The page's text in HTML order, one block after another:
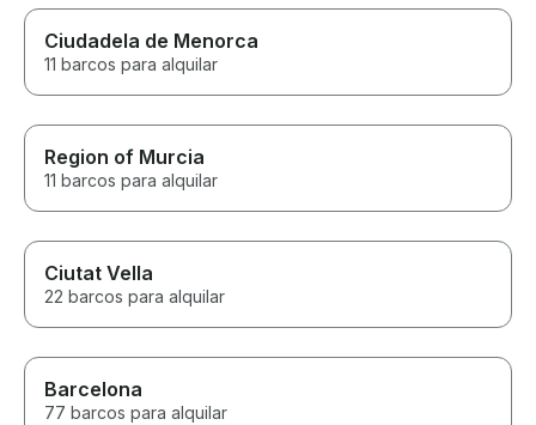
Ciudadela de Menorca
11 barcos para alquilar
Region of Murcia
11 barcos para alquilar
Ciutat Vella
22 barcos para alquilar
Barcelona
77 barcos para alquilar